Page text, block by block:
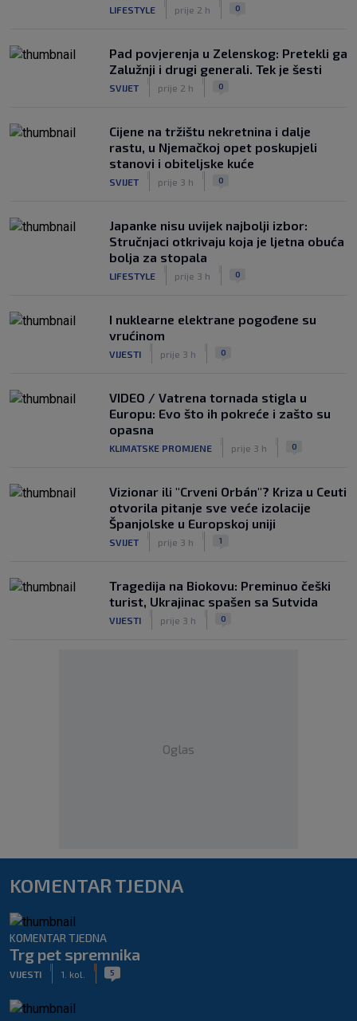
SK prije 4 h
LIFESTYLE prije 2 h 0
Pad povjerenja u Zelenskog: Pretekli ga
Zalužnji i drugi generali. Tek je šesti
SVIJET prije 2 h 0
Cijene na tržištu nekretnina i dalje
rastu, u Njemačkoj opet poskupjeli
stanovi i obiteljske kuće
SVIJET prije 3 h 0
Japanke nisu uvijek najbolji izbor:
Stručnjaci otkrivaju koja je ljetna obuća
bolja za stopala
LIFESTYLE prije 3 h 0
I nuklearne elektrane pogođene su
vrućinom
VIJESTI prije 3 h 0
VIDEO / Vatrena tornada stigla u
Europu: Evo što ih pokreće i zašto su
opasna
KLIMATSKE PROMJENE prije 3 h 0
Vizionar ili "Crveni Orbán"? Kriza u Ceuti
otvorila pitanje sve veće izolacije
Španjolske u Europskoj uniji
SVIJET prije 3 h 1
Tragedija na Biokovu: Preminuo češki
turist, Ukrajinac spašen sa Sutvida
VIJESTI prije 3 h 0
Oglas
KOMENTAR TJEDNA
KOMENTAR TJEDNA
Trg pet spremnika
VIJESTI 1. kol. 5